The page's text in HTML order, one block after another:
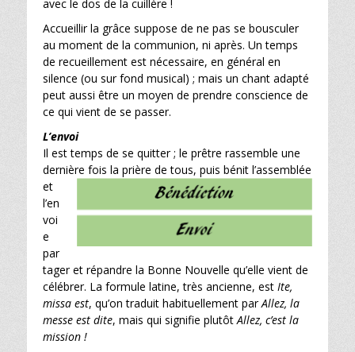
avec le dos de la cuillère !
Accueillir la grâce suppose de ne pas se bousculer
au moment de la communion, ni après. Un temps
de recueillement est nécessaire, en général en
silence (ou sur fond musical) ; mais un chant adapté
peut aussi être un moyen de prendre conscience de
ce qui vient de se passer.
L’envoi
Il est temps de se quitter ; le prêtre rassemble une
dernière fois la prière de tous, puis bénit l’assemblée
et
l’en
voi
e
par
tager et répandre la Bonne Nouvelle qu’elle vient de
célébrer. La formule latine, très ancienne, est Ite,
missa est, qu’on traduit habituellement parAllez, la
messe est dite, mais qui signifie plutôt Allez, c’est la
mission !